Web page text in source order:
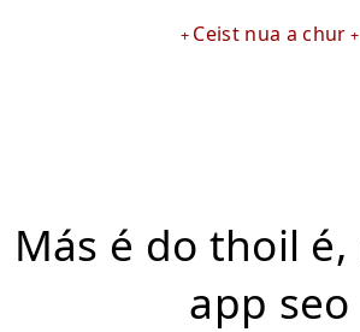
Ceist nua a chur
Más é do thoil
app seo